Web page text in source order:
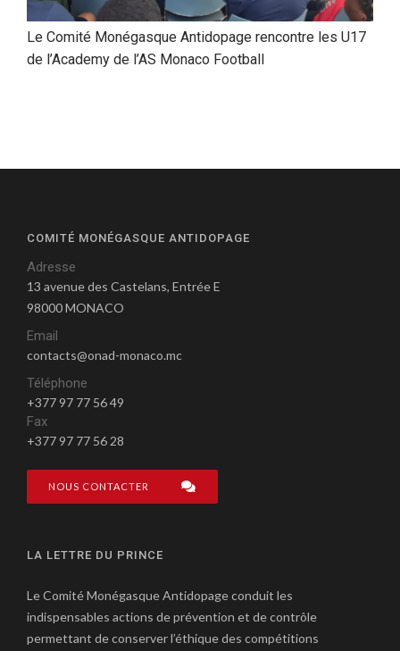
Le Comité Monégasque Antidopage rencontre les U17
de l’Academy de l’AS Monaco Football
COMITÉ MONÉGASQUE ANTIDOPAGE
Adresse
13 avenue des Castelans, Entrée E
98000 MONACO
Email
contacts@onad-monaco.mc
Téléphone
+377 97 77 56 49
Fax
+377 97 77 56 28
NOUS CONTACTER
LA LETTRE DU PRINCE
Le Comité Monégasque Antidopage conduit les
indispensables actions de prévention et de contrôle
permettant de conserver l’éthique des compétitions